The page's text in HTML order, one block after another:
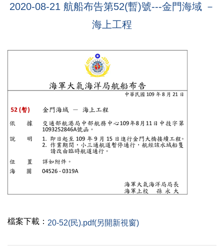
2020-08-21 航船布告第52(暫)號---金門海域 －
海上工程
檔案下載： 20-52(民).pdf(另開新視窗)